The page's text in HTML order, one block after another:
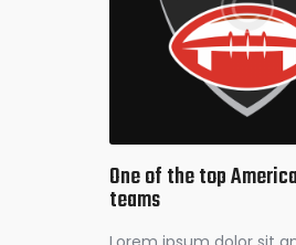
One of the top
teams